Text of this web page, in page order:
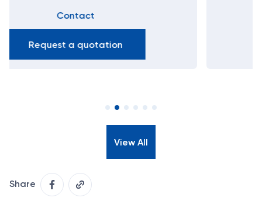
Buy now
View All
Share